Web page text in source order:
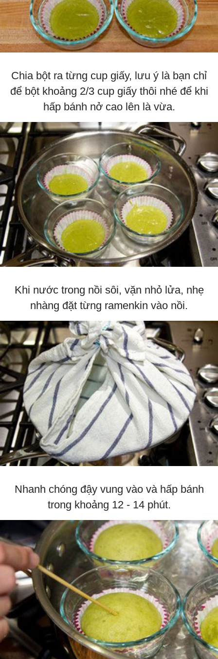
Chia bột ra từng cup giấy, lưu ý là bạn chỉ
để bột khoảng 2/3 cup giấy thôi nhé để khi
hấp bánh nở cao lên là vừa.
Khi nước trong nồi sôi, vặn nhỏ lửa, nhẹ
nhàng đặt từng ramenkin vào nồi.
Nhanh chóng đậy vung vào và hấp bánh
trong khoảng 12 - 14 phút.